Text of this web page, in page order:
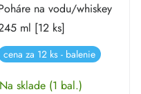
na vodu/whiskey
ml [12 ks]
cena za 12 ks - balenie
Na sklade (1 bal.)